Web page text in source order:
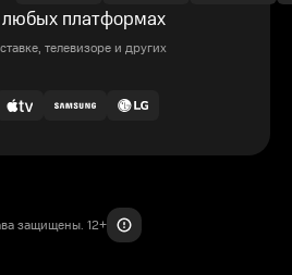
любых платформах
телевизоре и других
защищены. 12+